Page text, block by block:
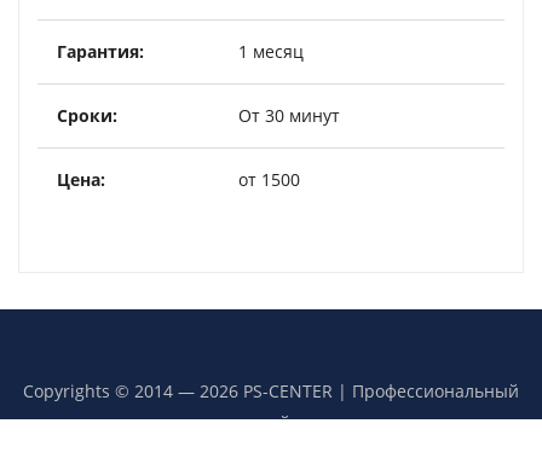
1 месяц
От 30 минут
от 1500
Copyrights © 2014 — 2026 PS-CENTER | Профессиональный
сервисный центр